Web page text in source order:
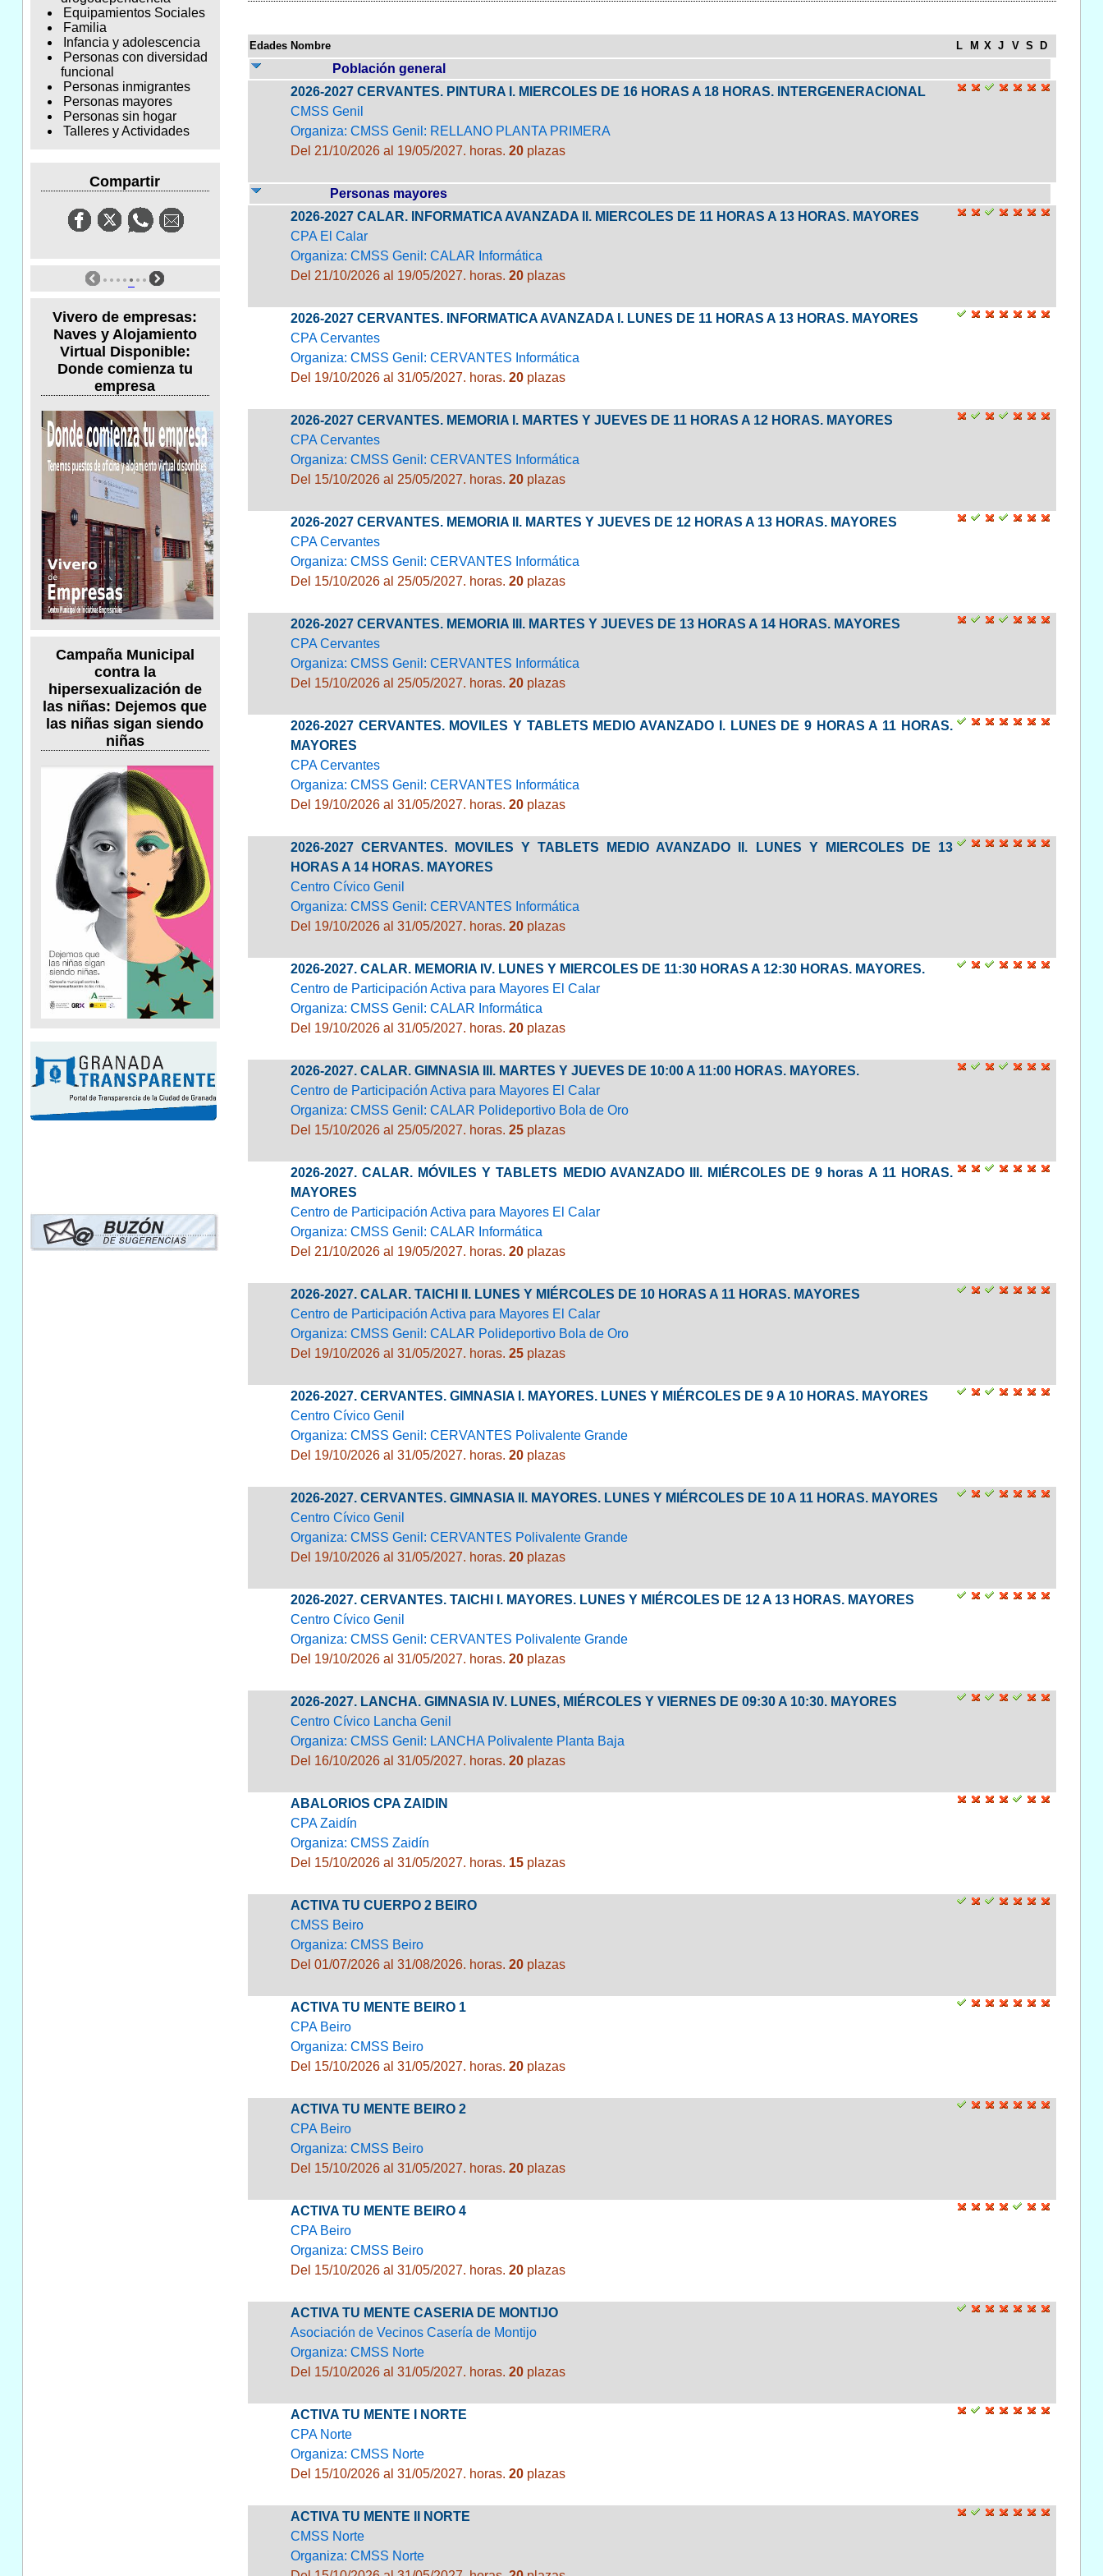
Equipamientos Sociales
Familia
Infancia y adolescencia
Personas con diversidad
funcional
Personas inmigrantes
Personas mayores
Personas sin hogar
Talleres y Actividades
Compartir
Vivero de empresas:
Naves y Alojamiento
Virtual Disponible:
Donde comienza tu
empresa
Campaña Municipal
contra la
hipersexualización de
las niñas: Dejemos que
las niñas sigan siendo
niñas
Edades Nombre L M X J V S D
Población general
2026-2027 CERVANTES. PINTURA I. MIERCOLES DE 16 HORAS A 18 HORAS. INTERGENERACIONAL
CMSS Genil
Organiza: CMSS Genil: RELLANO PLANTA PRIMERA
Del 21/10/2026 al 19/05/2027. horas. 20plazas
Personas mayores
2026-2027 CALAR. INFORMATICA AVANZADA II. MIERCOLES DE 11 HORAS A 13 HORAS. MAYORES
CPA El Calar
Organiza: CMSS Genil: CALAR Informática
Del 21/10/2026 al 19/05/2027. horas. 20plazas
2026-2027 CERVANTES. INFORMATICA AVANZADA I. LUNES DE 11 HORAS A 13 HORAS. MAYORES
CPA Cervantes
Organiza: CMSS Genil: CERVANTES Informática
Del 19/10/2026 al 31/05/2027. horas. 20plazas
2026-2027 CERVANTES. MEMORIA I. MARTES Y JUEVES DE 11 HORAS A 12 HORAS. MAYORES
CPA Cervantes
Organiza: CMSS Genil: CERVANTES Informática
Del 15/10/2026 al 25/05/2027. horas. 20plazas
2026-2027 CERVANTES. MEMORIA II. MARTES Y JUEVES DE 12 HORAS A 13 HORAS. MAYORES
CPA Cervantes
Organiza: CMSS Genil: CERVANTES Informática
Del 15/10/2026 al 25/05/2027. horas. 20plazas
2026-2027 CERVANTES. MEMORIA III. MARTES Y JUEVES DE 13 HORAS A 14 HORAS. MAYORES
CPA Cervantes
Organiza: CMSS Genil: CERVANTES Informática
Del 15/10/2026 al 25/05/2027. horas. 20plazas
2026-2027 CERVANTES. MOVILES Y TABLETS MEDIO AVANZADO I. LUNES DE 9 HORAS A 11 HORAS.
MAYORES
CPA Cervantes
Organiza: CMSS Genil: CERVANTES Informática
Del 19/10/2026 al 31/05/2027. horas. 20plazas
2026-2027 CERVANTES. MOVILES Y TABLETS MEDIO AVANZADO II. LUNES Y MIERCOLES DE 13
HORAS A 14 HORAS. MAYORES
Centro Cívico Genil
Organiza: CMSS Genil: CERVANTES Informática
Del 19/10/2026 al 31/05/2027. horas. 20plazas
2026-2027. CALAR. MEMORIA IV. LUNES Y MIERCOLES DE 11:30 HORAS A 12:30 HORAS. MAYORES.
Centro de Participación Activa para Mayores El Calar
Organiza: CMSS Genil: CALAR Informática
Del 19/10/2026 al 31/05/2027. horas. 20plazas
2026-2027. CALAR. GIMNASIA III. MARTES Y JUEVES DE 10:00 A 11:00 HORAS. MAYORES.
Centro de Participación Activa para Mayores El Calar
Organiza: CMSS Genil: CALAR Polideportivo Bola de Oro
Del 15/10/2026 al 25/05/2027. horas. 25plazas
2026-2027. CALAR. MÓVILES Y TABLETS MEDIO AVANZADO III. MIÉRCOLES DE 9 horas A 11 HORAS.
MAYORES
Centro de Participación Activa para Mayores El Calar
Organiza: CMSS Genil: CALAR Informática
Del 21/10/2026 al 19/05/2027. horas. 20plazas
2026-2027. CALAR. TAICHI II. LUNES Y MIÉRCOLES DE 10 HORAS A 11 HORAS. MAYORES
Centro de Participación Activa para Mayores El Calar
Organiza: CMSS Genil: CALAR Polideportivo Bola de Oro
Del 19/10/2026 al 31/05/2027. horas. 25plazas
2026-2027. CERVANTES. GIMNASIA I. MAYORES. LUNES Y MIÉRCOLES DE 9 A 10 HORAS. MAYORES
Centro Cívico Genil
Organiza: CMSS Genil: CERVANTES Polivalente Grande
Del 19/10/2026 al 31/05/2027. horas. 20plazas
2026-2027. CERVANTES. GIMNASIA II. MAYORES. LUNES Y MIÉRCOLES DE 10 A 11 HORAS. MAYORES
Centro Cívico Genil
Organiza: CMSS Genil: CERVANTES Polivalente Grande
Del 19/10/2026 al 31/05/2027. horas. 20plazas
2026-2027. CERVANTES. TAICHI I. MAYORES. LUNES Y MIÉRCOLES DE 12 A 13 HORAS. MAYORES
Centro Cívico Genil
Organiza: CMSS Genil: CERVANTES Polivalente Grande
Del 19/10/2026 al 31/05/2027. horas. 20plazas
2026-2027. LANCHA. GIMNASIA IV. LUNES, MIÉRCOLES Y VIERNES DE 09:30 A 10:30. MAYORES
Centro Cívico Lancha Genil
Organiza: CMSS Genil: LANCHA Polivalente Planta Baja
Del 16/10/2026 al 31/05/2027. horas. 20plazas
ABALORIOS CPA ZAIDIN
CPA Zaidín
Organiza: CMSS Zaidín
Del 15/10/2026 al 31/05/2027. horas. 15plazas
ACTIVA TU CUERPO 2 BEIRO
CMSS Beiro
Organiza: CMSS Beiro
Del 01/07/2026 al 31/08/2026. horas. 20plazas
ACTIVA TU MENTE BEIRO 1
CPA Beiro
Organiza: CMSS Beiro
Del 15/10/2026 al 31/05/2027. horas. 20plazas
ACTIVA TU MENTE BEIRO 2
CPA Beiro
Organiza: CMSS Beiro
Del 15/10/2026 al 31/05/2027. horas. 20plazas
ACTIVA TU MENTE BEIRO 4
CPA Beiro
Organiza: CMSS Beiro
Del 15/10/2026 al 31/05/2027. horas. 20plazas
ACTIVA TU MENTE CASERIA DE MONTIJO
Asociación de Vecinos Casería de Montijo
Organiza: CMSS Norte
Del 15/10/2026 al 31/05/2027. horas. 20plazas
ACTIVA TU MENTE I NORTE
CPA Norte
Organiza: CMSS Norte
Del 15/10/2026 al 31/05/2027. horas. 20plazas
ACTIVA TU MENTE II NORTE
CMSS Norte
Organiza: CMSS Norte